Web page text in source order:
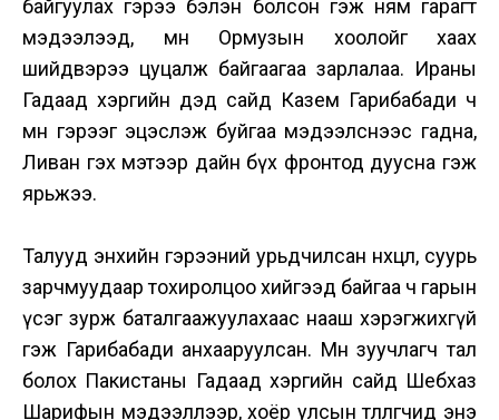
байгуулах гэрээ бэлэн болсон гэж ням гарагт
мэдээлээд, мөн Ормузын хоолойг хаах
шийдвэрээ цуцалж байгаагаа зарлалаа. Ираны
Гадаад хэргийн дэд сайд Казем Гарибабади ч
мөн гэрээг эцэслэж буйгаа мэдээлснээс гадна,
Ливан гэх мэтээр дайн бүх фронтод дуусна гэж
ярьжээ.
Талууд энхийн гэрээний урьдчилсан нөхцөл, суурь
зарчмуудаар тохиролцоо хийгээд байгаа ч гарын
үсэг зурж баталгаажуулахаас нааш хэрэгжихгүй
гэж Гарибабади анхааруулсан. Мөн зуучлагч тал
болох Пакистаны Гадаад хэргийн сайд Шебхаз
Шарифын мэдээллээр, хоёр улсын төлөөлөгчид энэ